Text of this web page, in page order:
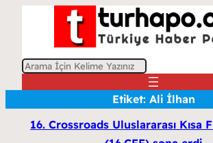
A
Etiket: Ali İlhan
16. Crossroads Uluslararası Kısa